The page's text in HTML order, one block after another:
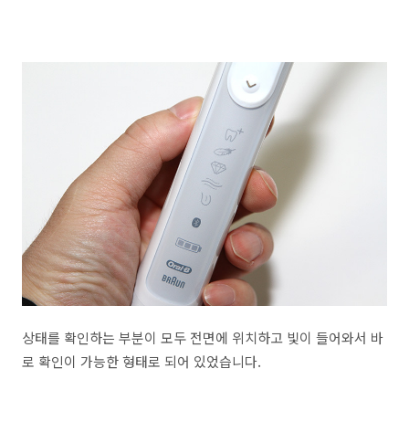
상태를 확인하는 부분이 모두 전면에 위치하고 빛이 들어와서 바
로 확인이 가능한 형태로 되어 있었습니다.